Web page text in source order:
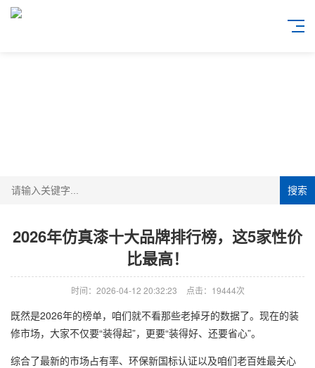
搜索
2026年仿真漆十大品牌排行榜，这5家性价
比最高！
时间：2026-04-12 20:32:23 点击：19444次
既然是2026年的榜单，咱们就不看那些老掉牙的数据了。现在的装
修市场，大家不仅要“装得起”，更要“装得好、还要省心”。
综合了最新的市场占有率、环保新国标认证以及咱们老百姓最关心